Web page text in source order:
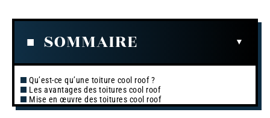
SOMMAIRE
Qu’est-ce qu’une toiture cool roof ?
Les avantages des toitures cool roof
Mise en œuvre des toitures cool roof